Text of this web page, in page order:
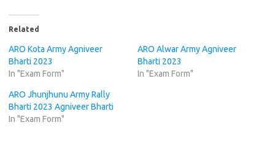
Related
ARO Kota Army Agniveer
Bharti 2023
In "Exam Form"
ARO Alwar Army Agniveer
Bharti 2023
In "Exam Form"
ARO Jhunjhunu Army Rally
Bharti 2023 Agniveer Bharti
In "Exam Form"